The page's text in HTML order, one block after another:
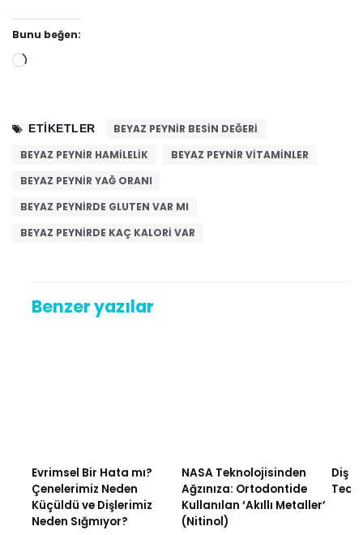
Bunu beğen:
ETIKETLER
BEYAZ PEYNIR BESIN DEĞERI
BEYAZ PEYNIR HAMILELIK
BEYAZ PEYNIR VITAMINLER
BEYAZ PEYNIR YAĞ ORANI
BEYAZ PEYNIRDE GLUTEN VAR MI
BEYAZ PEYNIRDE KAÇ KALORI VAR
Benzer yazılar
Evrimsel Bir Hata mı?
Çenelerimiz Neden
Küçüldü ve Dişlerimiz
Neden Sığmıyor?
NASA Teknolojisinden
Ağzınıza: Ortodontide
Kullanılan ‘Akıllı Metaller’
(Nitinol)
Diş